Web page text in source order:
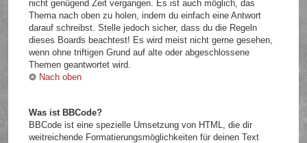
nicht genügend Zeit vergangen. Es ist auch möglich, das
Thema nach oben zu holen, indem du einfach eine Antwort
darauf schreibst. Stelle jedoch sicher, dass du die Regeln
dieses Boards beachtest! Es wird meist nicht gerne gesehen,
wenn ohne triftigen Grund auf alte oder abgeschlossene
Themen geantwortet wird.
Nach oben
Was ist BBCode?
BBCode ist eine spezielle Umsetzung von HTML, die dir
weitreichende Formatierungsmöglichkeiten für deinen Text